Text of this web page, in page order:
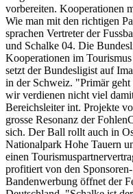
vorbereiten. Kooperationen
Wie man mit den richtigen
sprachen Vertreter der
und Schalke 04. Die
Kooperationen im
setzt der Bundesligist auf
in der Schweiz. "Primär
wir verdienen nicht viel
Bereichsleiter int. Projekte
grosse Resonanz der
sich. Der Ball rollt auch in
Nationalpark Hohe Tauern
einen
profitiert von den
Bandenwerbung öffnet der